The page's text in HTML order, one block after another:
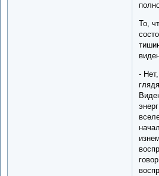
То,
-